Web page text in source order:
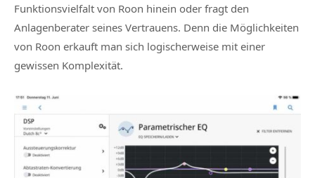
Funktionsvielfalt von Roon hinein oder fragt den
Anlagenberater seines Vertrauens. Denn die Möglichkeiten
von Roon erkauft man sich logischerweise mit einer
gewissen Komplexität.